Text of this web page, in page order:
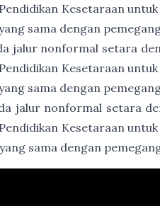
Kesetaraan
sama dengan
jalur nonformal setara
Kesetaraan
sama dengan
jalur nonformal setara
Kesetaraan
sama dengan